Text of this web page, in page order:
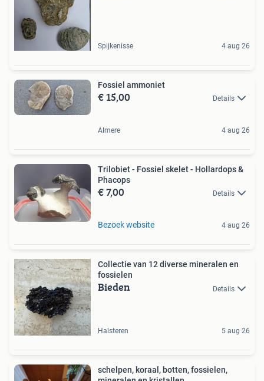
Spijkenisse 4 aug 26
Fossiel ammoniet
€ 15,00 Details
Almere 4 aug 26
Trilobiet - Fossiel skelet - Hollardops &
Phacops
€ 7,00 Details
Bezoek website 4 aug 26
Collectie van 12 diverse mineralen en
fossielen
Bieden Details
Halsteren 5 aug 26
schelpen, koraal, botten, fossielen,